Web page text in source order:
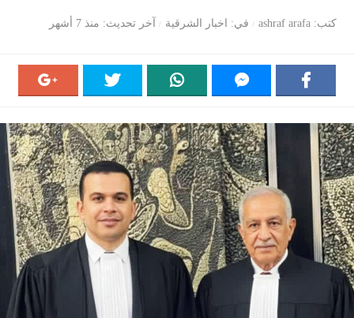
كتب ashraf arafa في اخبار الشرقية آخر تحديث منذ 7 أشهر